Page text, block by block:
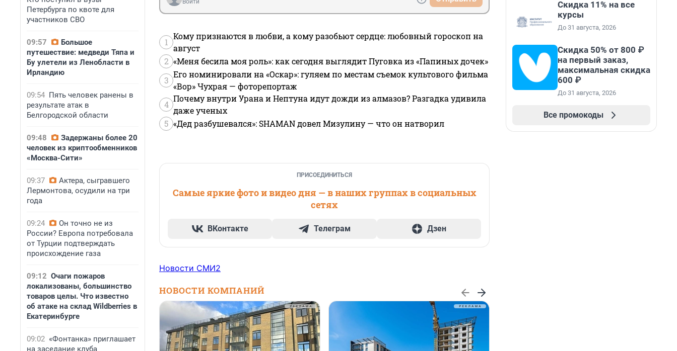
Петербурга по квоте для
участников СВО
09:57
Большое
путешествие: медведи Тяпа и
Бу улетели из Ленобласти в
Ирландию
09:54 Пять человек ранены в
результате атак в
Белгородской области
09:48
Задержаны более 20
человек из криптообменников
«Москва-Сити»
09:37
Актера, сыгравшего
Лермонтова, осудили на три
года
09:24
Он точно не из
России? Европа потребовала
от Турции подтверждать
происхождение газа
09:12 Очаги пожаров
локализованы, большинство
товаров целы. Что известно
об атаке на склад Wildberries в
Екатеринбурге
09:02 «Фонтанка» приглашает
на заседание клуба
Войти
1
Кому признаются в любви, а кому разобьют сердце: любовный гороскоп на
август
2 «Меня бесила моя роль»: как сегодня выглядит Пуговка из «Папиных дочек»
3
Его номинировали на «Оскар»: гуляем по местам съемок культового фильма
«Вор» Чухрая — фоторепортаж
4
Почему внутри Урана и Нептуна идут дожди из алмазов? Разгадка удивила
даже ученых
5 «Дед разбушевался»: SHAMAN довел Мизулину — что он натворил
ПРИСОЕДИНИТЬСЯ
Самые яркие фото и видео дня — в наших группах в социальных
сетях
ВКонтакте Телеграм Дзен
Новости СМИ2
НОВОСТИ КОМПАНИЙ
Скидка 11% на все
курсы
До 31 августа, 2026
Скидка 50% от 800 ₽
на первый заказ,
максимальная скидка
600 ₽
До 31 августа, 2026
Все промокоды